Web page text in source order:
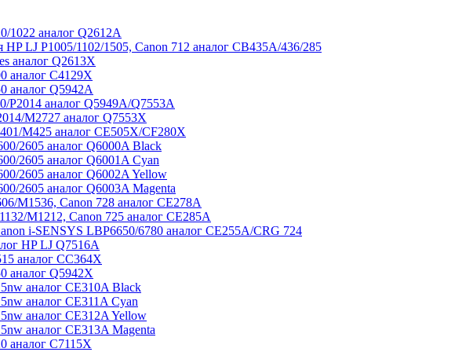
1022 аналог Q2612A
LJ P1005/1102/1505, Canon 712 аналог CB435A/436/285
аналог Q2613X
аналог C4129X
аналог Q5942A
P2014 аналог Q5949A/Q7553A
M2727 аналог Q7553X
M425 аналог CE505X/CF280X
2605 аналог Q6000A Black
2605 аналог Q6001A Cyan
2605 аналог Q6002A Yellow
2605 аналог Q6003A Magenta
M1536, Canon 728 аналог CE278A
M1212, Canon 725 аналог CE285A
i-SENSYS LBP6650/6780 аналог CE255A/CRG 724
HP LJ Q7516A
аналог CC364X
аналог Q5942X
аналог CE310A Black
аналог CE311A Cyan
аналог CE312A Yellow
аналог CE313A Magenta
аналог C7115X